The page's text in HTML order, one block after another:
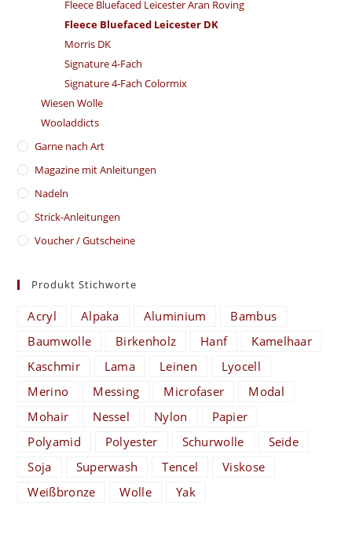
Fleece Bluefaced Leicester Aran Roving
Fleece Bluefaced Leicester DK
Morris DK
Signature 4-Fach
Signature 4-Fach Colormix
Wiesen Wolle
Wooladdicts
Garne nach Art
Magazine mit Anleitungen
Nadeln
Strick-Anleitungen
Voucher / Gutscheine
Produkt Stichworte
Acryl Alpaka Aluminium
Bambus
Baumwolle
Birkenholz Hanf
Kamelhaar
Kaschmir
Lama Leinen
Lyocell
Merino
Messing Microfaser
Modal
Mohair
Nessel Nylon
Papier
Polyamid
Polyester Schurwolle
Seide
Soja
Superwash Tencel
Viskose
Weißbronze
Wolle Yak